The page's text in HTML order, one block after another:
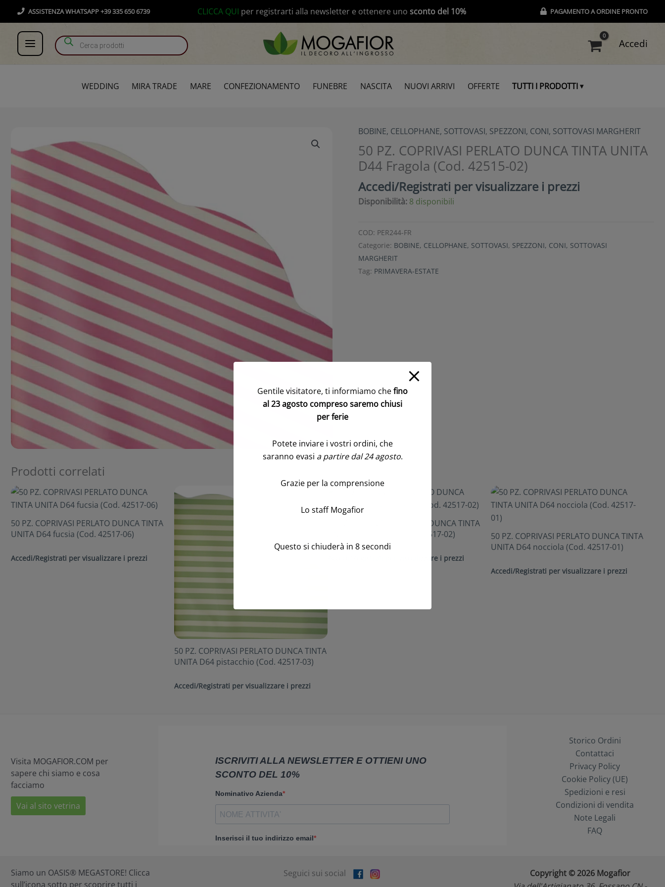
contenuto
ASSISTENZA WHATSAPP +39 335 650 6739 CLICCA QUI per registrarti alla newsletter e ottenere uno sconto del 10% PAGAMENTO A ORDINE PRONTO
Products search Accedi
WEDDING MIRA TRADE MARE CONFEZIONAMENTO FUNEBRE NASCITA NUOVI ARRIVI OFFERTE TUTTI I PRODOTTI
BOBINE, CELLOPHANE, SOTTOVASI, SPEZZONI, CONI, SOTTOVASI MARGHERIT
50 PZ. COPRIVASI PERLATO DUNCA TINTA UNITA
D44 Fragola (Cod. 42515-02)
Accedi/Registrati per visualizzare i prezzi
Disponibilità: 8 disponibili
COD: PER244-FR
Categorie: BOBINE, CELLOPHANE, SOTTOVASI, SPEZZONI, CONI, SOTTOVASI
MARGHERIT
Tag: PRIMAVERA-ESTATE
Prodotti correlati
50 PZ. COPRIVASI PERLATO DUNCA TINTA
UNITA D64 fucsia (Cod. 42517-06)
Accedi/Registrati per visualizzare i prezzi
50 PZ. COPRIVASI PERLATO DUNCA TINTA
UNITA D64 pistacchio (Cod. 42517-03)
Accedi/Registrati per visualizzare i prezzi
50 PZ. COPRIVASI PERLATO DUNCA TINTA
UNITA D64 fragola (Cod. 42517-02)
Accedi/Registrati per visualizzare i prezzi
50 PZ. COPRIVASI PERLATO DUNCA TINTA
UNITA D64 nocciola (Cod. 42517-01)
Accedi/Registrati per visualizzare i prezzi
Visita MOGAFIOR.COM per
sapere chi siamo e cosa
facciamo
Vai al sito vetrina
Storico Ordini
Contattaci
Privacy Policy
Cookie Policy (UE)
Spedizioni e resi
Condizioni di vendita
Note Legali
FAQ
Siamo un OASIS® MEGASTORE! Clicca
sull’icona sotto per scoprire tutti i
Seguici sui social
Copyright © 2026 Mogafior
Gentile visitatore, ti informiamo chefino
al 23 agosto compreso saremo chiusi
per ferie
Potete inviare i vostri ordini, che
saranno evasi a partire dal 24 agosto.
Grazie per la comprensione
Lo staff Mogafior
Questo si chiuderà in 7secondi